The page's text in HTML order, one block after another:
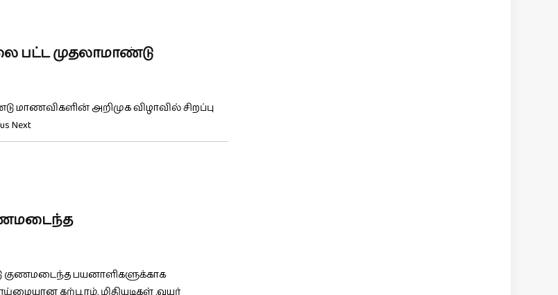
பட்ட முதலாமாண்டு
மாணவிகளின் அறிமுக விழாவில் சிறப்பு
Next
குணமடைந்த பயனாளிகளுக்காக